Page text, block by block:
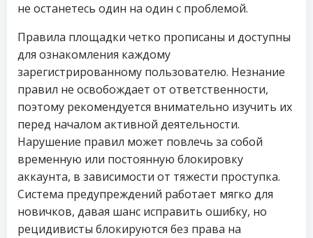
не останетесь один на один с проблемой.
Правила площадки четко прописаны и доступны
для ознакомления каждому
зарегистрированному пользователю. Незнание
правил не освобождает от ответственности,
поэтому рекомендуется внимательно изучить их
перед началом активной деятельности.
Нарушение правил может повлечь за собой
временную или постоянную блокировку
аккаунта, в зависимости от тяжести проступка.
Система предупреждений работает мягко для
новичков, давая шанс исправить ошибку, но
рецидивисты блокируются без права на